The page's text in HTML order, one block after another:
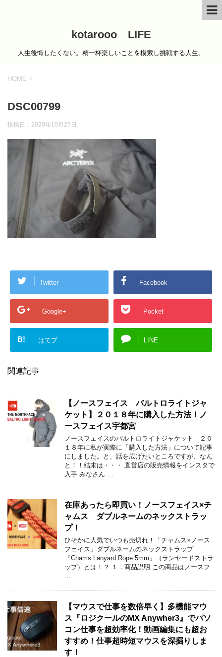
kotarooo LIFE
人生後悔したくない。精一杯楽しいことを模索し挑戦する人生。
HOME >
DSC00799
投稿日： 2020年10月27日
Twitter Facebook
Google+ Pocket
B! はてブ LINE
関連記事
【ノースフェイス バルトロライトジャ
ケット】２０１８年に購入した方法！ノ
ースフェイス宇都宮
ノースフェイスのバルトロライトジャケット ２０
１８年に私が実際に「購入した方法」について記事
にしました。と、話を広げたいところですが、なん
と！！結末は・・・ 直営店の販売情報をインスタで
入手 みなさん …
在庫あったら即買い！ノースフェイス×チ
ャムス ダブルネームのネックストラッ
プ！
ひそかに人気でいつも売切れ！「チャムス×ノース
フェイス」ダブルネームのネックストラップ
『Chams Lanyard Rope 5mm』（ランヤードストラ
ップ）とは！？ １．商品説明 この商品はノースフ
…
【マウスで仕事を数倍早く】多機能マウ
ス『ロジクールのMX Anywher3』でパソ
コン仕事を超効率化！動画編集にも超お
すすめ！仕事超時短マウスを深掘りしま
す！